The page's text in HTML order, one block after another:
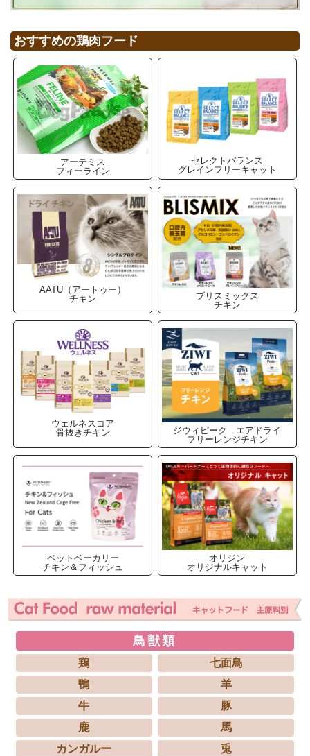
おすすめの鶏肉フード
アーテミス
フィーライン
セレクトバランス
グレインフリーキャット
AATU（アートゥー）
チキン
ブリスミックス
チキン
ウェルネスコア
骨抜きチキン
ジウィピーク エアドライ
フリーレンジチキン
ペットベーカリー
チキン＆フィッシュ
オリジン
オリジナルキャット
鳥獣類
鶏
七面鳥
鴨
羊
牛
豚
鹿
馬
カンガルー
兎